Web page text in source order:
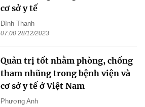
cơ sở y tế
Đình Thanh
07:00 28/12/2023
Quản trị tốt nhằm phòng, chống
tham nhũng trong bệnh viện và
cơ sở y tế ở Việt Nam
Phương Anh